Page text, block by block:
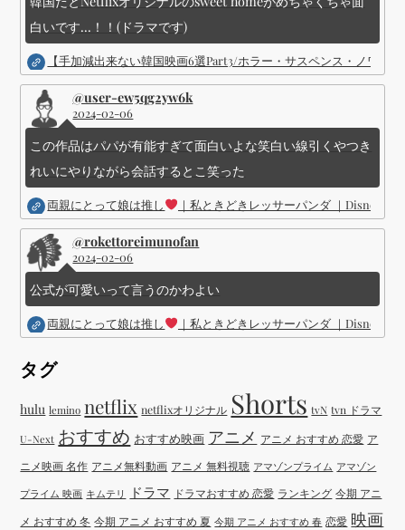
白いです...！！(ドラマです)
【手加減出来ない韓国映画6選Part3/ホラー・サスペンス・ノワー
@user-ew5qg2yw6k
2024-02-06
この作品はパパが有能すぎて面白いよな笑白い線引くやつき
れいにやりながら会話するとこ笑った
両親にとって娘は推し ｜私ときどきレッサーパンダ ｜Disney (
@rokettoreimunofan
2024-02-06
公式が可愛いって言うのかわよい
両親にとって娘は推し ｜私ときどきレッサーパンダ ｜Disney (
タグ
hulu lemino netflix netflixオリジナル Shorts tvN tvn ドラマ
U-Next おすすめ おすすめ映画 アニメ アニメ おすすめ 恋愛 ア
ニメ映画 名作 アニメ無料動画 アニメ 無料視聴 アマゾンプライム アマゾン
プライム 映画 キムテリ ドラマ ドラマおすすめ 恋愛 ランキング 今期 アニ
メ おすすめ 冬 今期 アニメ おすすめ 夏 今期 アニメ おすすめ 春 恋愛 映画